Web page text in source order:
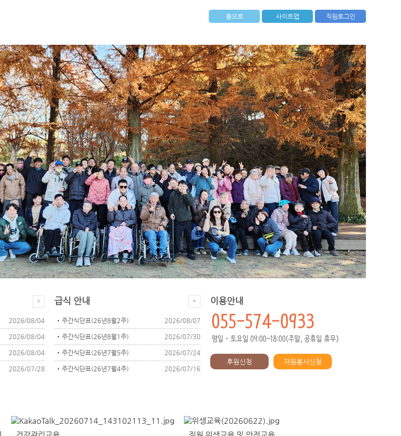
홈으로 사이트맵 직원로그인
2026/08/04
2026/08/04
2026/08/04
2026/07/28
급식 안내
주간식단표(26년8월2주) 2026/08/07
주간식단표(26년8월1주) 2026/07/30
주간식단표(26년7월5주) 2026/07/24
주간식단표(26년7월4주) 2026/07/16
이용안내
후원신청 자원봉사신청